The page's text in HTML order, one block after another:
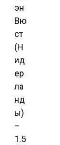
эн
Вю
ст
(Н
ид
ер
ла
нд
ы)
–
1.5